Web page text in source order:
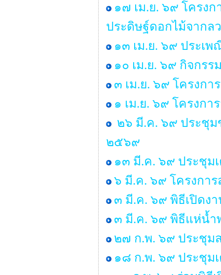
๑๗ เม.ย. ๖๙ โครง
ประดิษฐ์ดอกไม้จากล
๑๓ เม.ย. ๖๙ ประเ
๑๐ เม.ย. ๖๙ กิจกร
๓ เม.ย. ๖๙ โครงก
๑ เม.ย. ๖๙ โครงก
๒๖ มี.ค. ๖๙ ประชุม
๒๕๖๙
๑๓ มี.ค. ๖๙ ประชุม
๖ มี.ค. ๖๙ โครงกา
๓ มี.ค. ๖๙ พิธีเปิดง
๓ มี.ค. ๖๙ พิธีแห่น้ำ
๒๗ ก.พ. ๖๙ ประชุม
๑๘ ก.พ. ๖๙ ประชุม